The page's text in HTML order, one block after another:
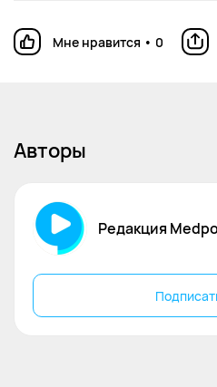
Мне нравится • 0
Авторы
Редакция